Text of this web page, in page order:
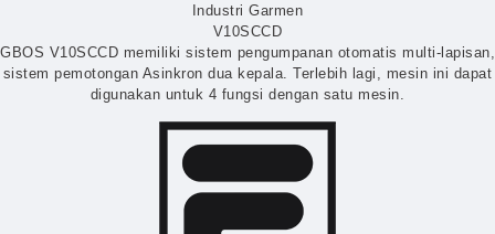
Industri Garmen
V10SCCD
GBOS V10SCCD memiliki sistem pengumpanan otomatis multi-lapisan,
sistem pemotongan Asinkron dua kepala. Terlebih lagi, mesin ini dapat
digunakan untuk 4 fungsi dengan satu mesin.